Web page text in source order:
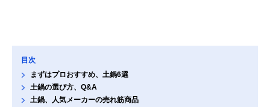
目次
まずはプロおすすめ、土鍋6選
土鍋の選び方、Q&A
土鍋、人気メーカーの売れ筋商品